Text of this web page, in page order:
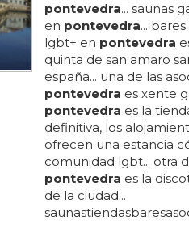
pontevedra... saunas
en pontevedra...
lgbt+ en pontevedra
quinta de san amaro
españa... una de las
pontevedra es xente
pontevedra es la
definitiva, los
ofrecen una estancia
comunidad lgbt... otra
pontevedra es la
de la ciudad...